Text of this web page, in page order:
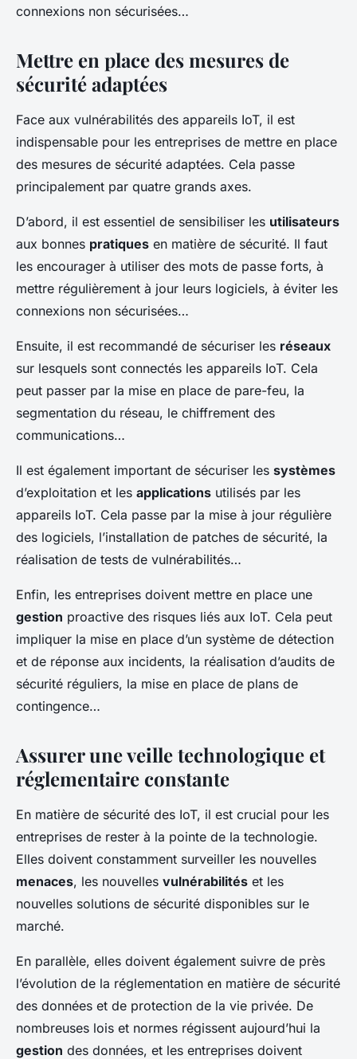
connexions non sécurisées…
Mettre en place des mesures de
sécurité adaptées
Face aux vulnérabilités des appareils IoT, il est
indispensable pour les entreprises de mettre en place
des mesures de sécurité adaptées. Cela passe
principalement par quatre grands axes.
D’abord, il est essentiel de sensibiliser les utilisateurs
aux bonnes pratiques en matière de sécurité. Il faut
les encourager à utiliser des mots de passe forts, à
mettre régulièrement à jour leurs logiciels, à éviter les
connexions non sécurisées…
Ensuite, il est recommandé de sécuriser les réseaux
sur lesquels sont connectés les appareils IoT. Cela
peut passer par la mise en place de pare-feu, la
segmentation du réseau, le chiffrement des
communications…
Il est également important de sécuriser les systèmes
d’exploitation et les applications utilisés par les
appareils IoT. Cela passe par la mise à jour régulière
des logiciels, l’installation de patches de sécurité, la
réalisation de tests de vulnérabilités…
Enfin, les entreprises doivent mettre en place une
gestion proactive des risques liés aux IoT. Cela peut
impliquer la mise en place d’un système de détection
et de réponse aux incidents, la réalisation d’audits de
sécurité réguliers, la mise en place de plans de
contingence…
Assurer une veille technologique et
réglementaire constante
En matière de sécurité des IoT, il est crucial pour les
entreprises de rester à la pointe de la technologie.
Elles doivent constamment surveiller les nouvelles
menaces, les nouvelles vulnérabilités et les
nouvelles solutions de sécurité disponibles sur le
marché.
En parallèle, elles doivent également suivre de près
l’évolution de la réglementation en matière de sécurité
des données et de protection de la vie privée. De
nombreuses lois et normes régissent aujourd’hui la
gestion des données, et les entreprises doivent